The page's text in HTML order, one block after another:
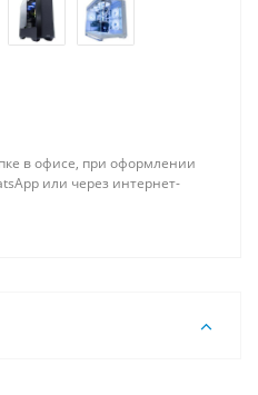
в офисе, при оформлении
или через интернет-